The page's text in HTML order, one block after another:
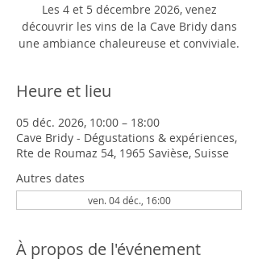
Les 4 et 5 décembre 2026, venez
découvrir les vins de la Cave Bridy dans
une ambiance chaleureuse et conviviale.
Heure et lieu
05 déc. 2026, 10:00 – 18:00
Cave Bridy - Dégustations & expériences,
Rte de Roumaz 54, 1965 Savièse, Suisse
Autres dates
ven. 04 déc., 16:00
À propos de l'événement